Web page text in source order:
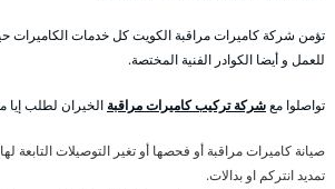
تؤمن شركة كاميرات مراقبة الكويت كل خدمات الكاميرات
للعمل و أيضا الكوادر الفنية المختصة.
تواصلوا معشركة تركيب كاميرات مراقبة الخيران لطلب إيا
صيانة كاميرات مراقبة أو فحصها أو تغير التوصيلات التابعة
تمديد انتركم او بدالات.